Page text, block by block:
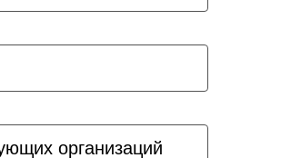
организаций